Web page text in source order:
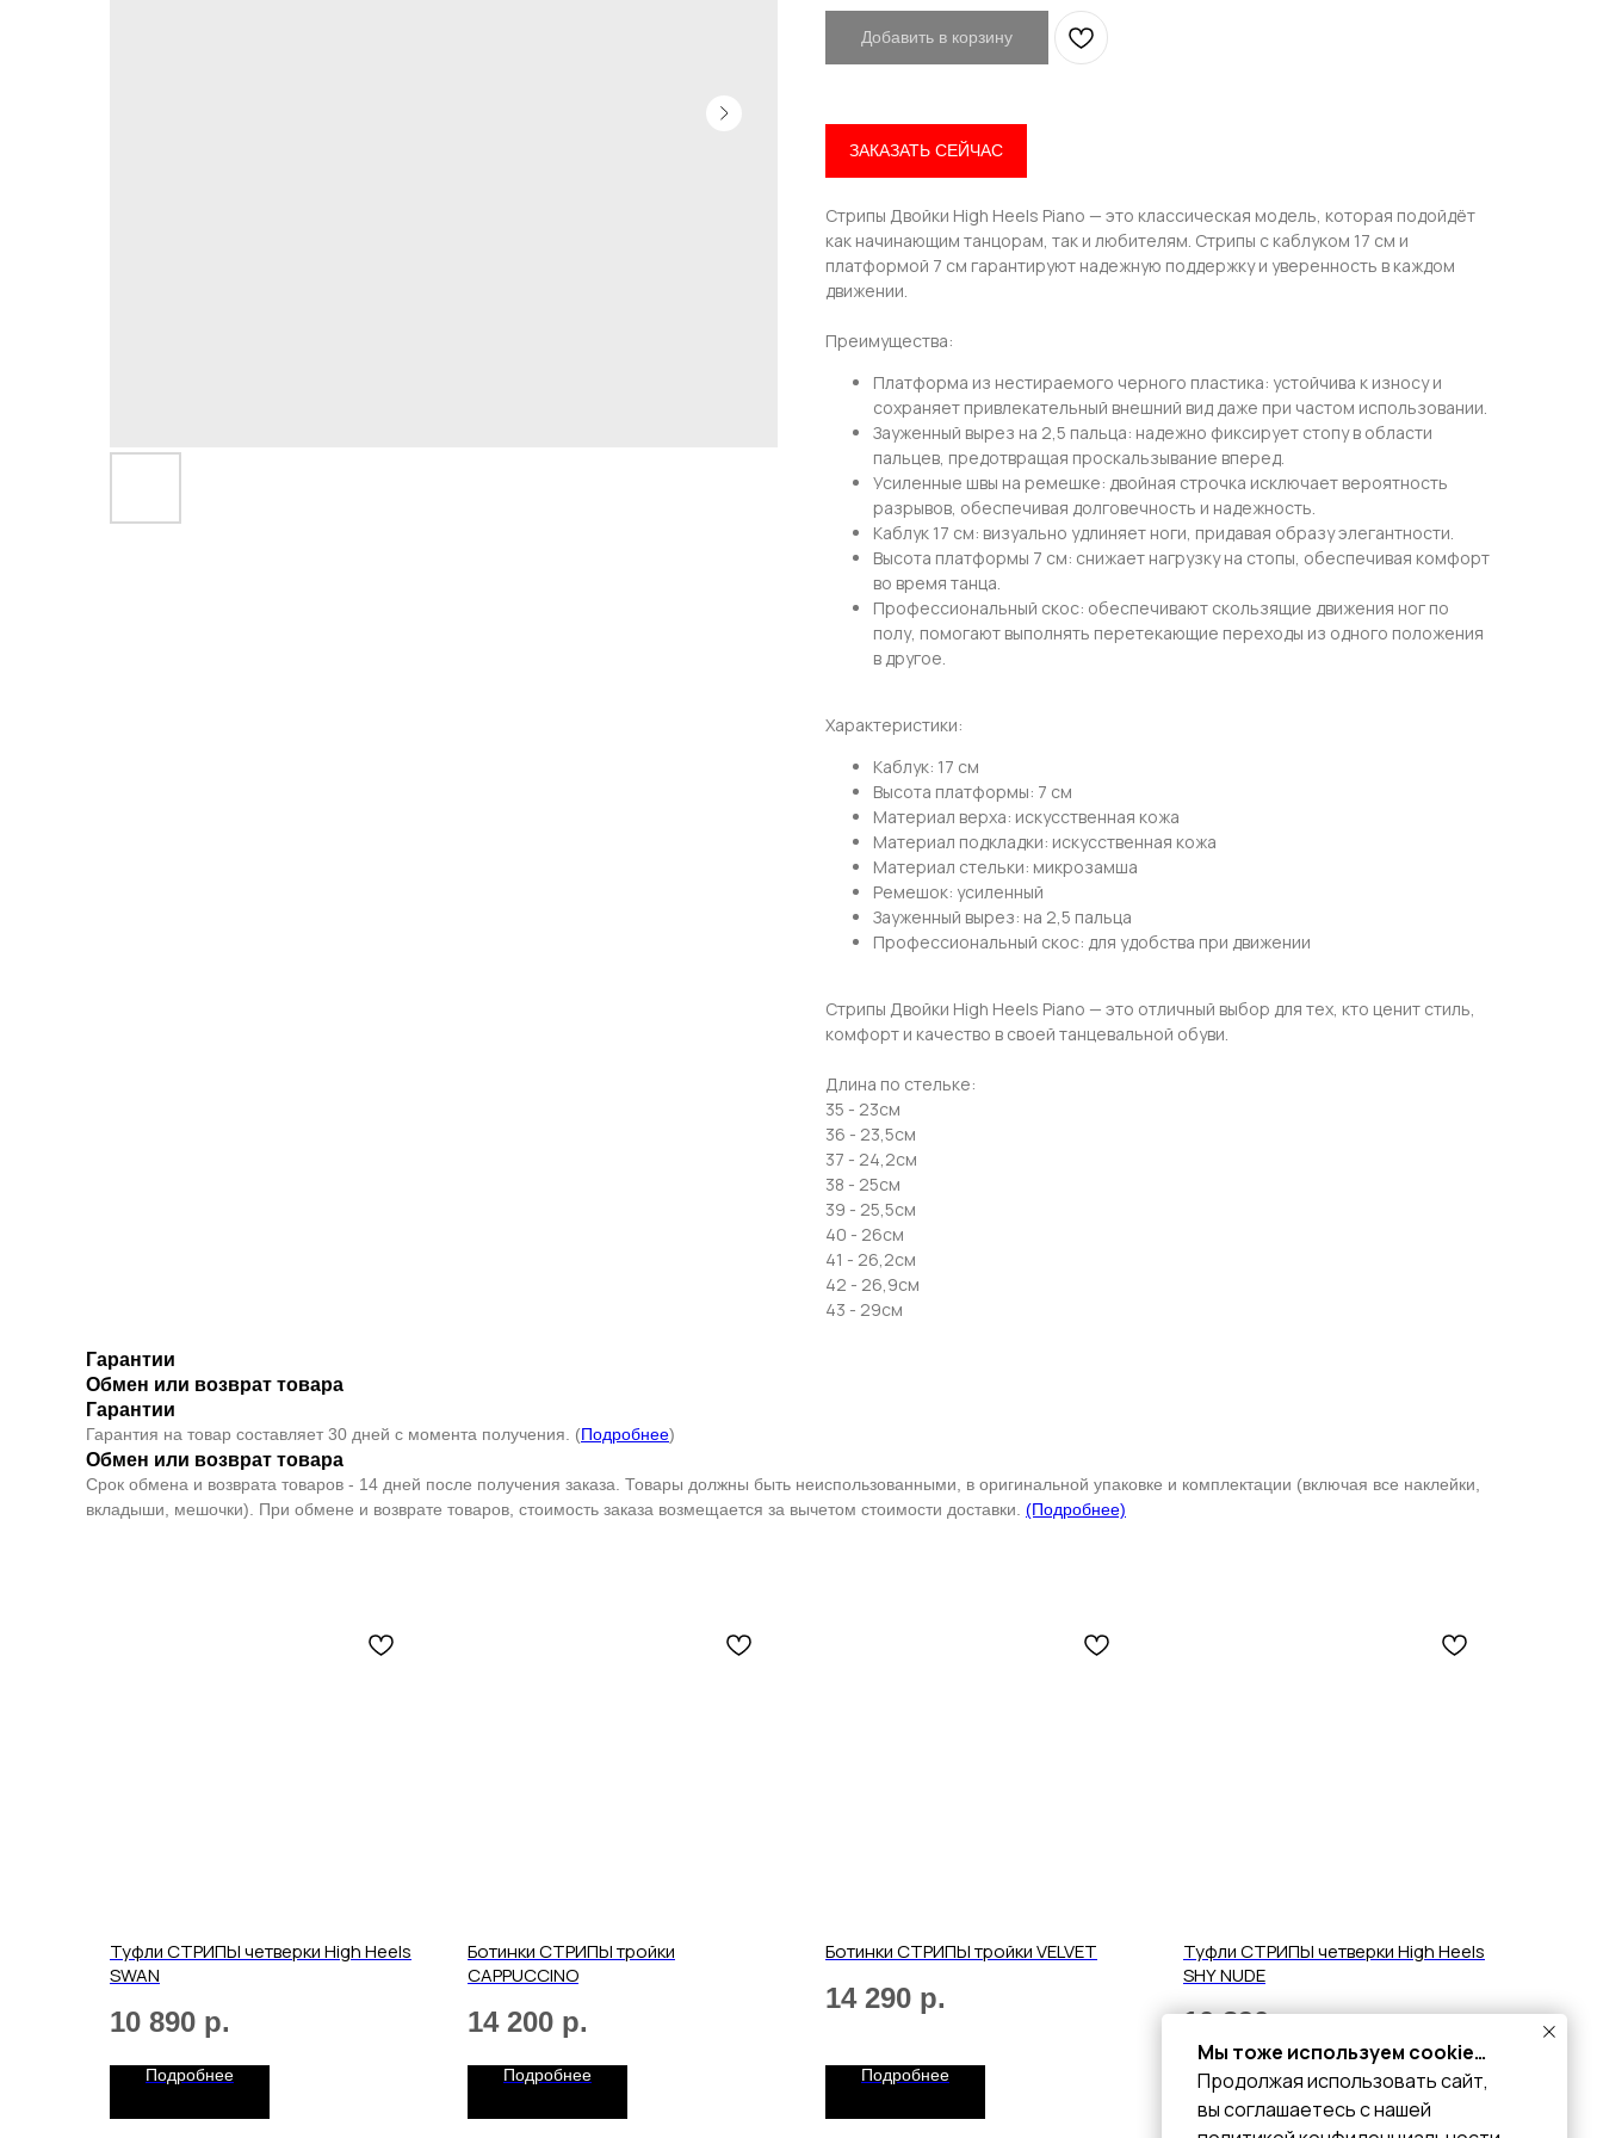
Привет! Дарим тебе -10% на первую покупку!
Подпишись на нашу рассылку
...и узнавай об акциях первой!
Нажимая на кнопку, вы даете согласие на обработку своих
персональных данных согласно 152-ФЗ.Подробнее
Мы тоже используем cookie…
Продолжая использовать сайт,
вы соглашаетесь с нашей
Добавить в корзину
ЗАКАЗАТЬ СЕЙЧАС
Стрипы Двойки High Heels Piano — это классическая модель, которая подойдёт
как начинающим танцорам, так и любителям. Стрипы с каблуком 17 см и
платформой 7 см гарантируют надежную поддержку и уверенность в каждом
движении.
Преимущества:
Платформа из нестираемого черного пластика: устойчива к износу и
сохраняет привлекательный внешний вид даже при частом использовании.
Зауженный вырез на 2,5 пальца: надежно фиксирует стопу в области
пальцев, предотвращая проскальзывание вперед.
Усиленные швы на ремешке: двойная строчка исключает вероятность
разрывов, обеспечивая долговечность и надежность.
Каблук 17 см: визуально удлиняет ноги, придавая образу элегантности.
Высота платформы 7 см: снижает нагрузку на стопы, обеспечивая комфорт
во время танца.
Профессиональный скос: обеспечивают скользящие движения ног по
полу, помогают выполнять перетекающие переходы из одного положения
в другое.
Характеристики:
Каблук: 17 см
Высота платформы: 7 см
Материал верха: искусственная кожа
Материал подкладки: искусственная кожа
Материал стельки: микрозамша
Ремешок: усиленный
Зауженный вырез: на 2,5 пальца
Профессиональный скос: для удобства при движении
Стрипы Двойки High Heels Piano — это отличный выбор для тех, кто ценит стиль,
комфорт и качество в своей танцевальной обуви.
Длина по стельке:
35 - 23см
36 - 23,5см
37 - 24,2см
38 - 25см
39 - 25,5см
40 - 26см
41 - 26,2см
42 - 26,9см
43 - 29см
Гарантии
Обмен или возврат товара
Гарантии
Гарантия на товар составляет 30 дней с момента получения. (Подробнее)
Обмен или возврат товара
Срок обмена и возврата товаров - 14 дней после получения заказа. Товары должны быть неиспользованными, в оригинальной упаковке и комплектации (включая все наклейки,
вкладыши, мешочки). При обмене и возврате товаров, стоимость заказа возмещается за вычетом стоимости доставки. (Подробнее)
Туфли СТРИПЫ четверки High Heels
SWAN
10 890 р.
Подробнее
Ботинки СТРИПЫ тройки
CAPPUCCINO
14 200 р.
Подробнее
Ботинки СТРИПЫ тройки VELVET
14 290 р.
Подробнее
Туфли СТРИПЫ четверки High Heels
SHY NUDE
10 890 р.
Подробнее